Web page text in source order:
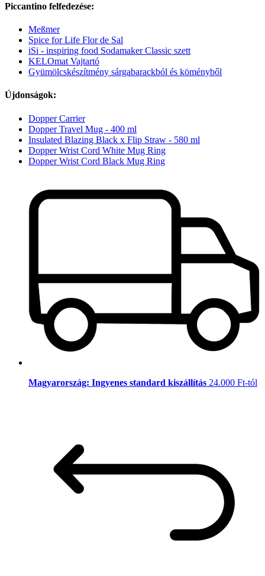
Piccantino felfedezése:
Meßmer
Spice for Life Flor de Sal
iSi - inspiring food Sodamaker Classic szett
KELOmat Vajtartó
Gyümölcskészítmény sárgabarackból és köményből
Újdonságok:
Dopper Carrier
Dopper Travel Mug - 400 ml
Insulated Blazing Black x Flip Straw - 580 ml
Dopper Wrist Cord White Mug Ring
Dopper Wrist Cord Black Mug Ring
Magyarország: Ingyenes standard kiszállítás 24.000 Ft-tól